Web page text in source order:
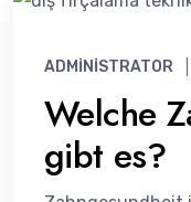
ADMINISTRATOR
Welche
gibt es?